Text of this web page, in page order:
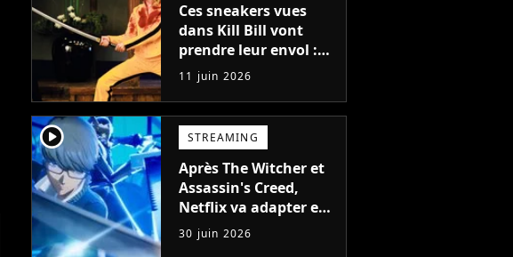
Ces sneakers vues
dans Kill Bill vont
prendre leur envol :
pourquoi Asics veut
s'éloigner de sa
marque la plus
rentable
11 juin 2026
player2 STREAMING
Après The Witcher et
Assassin's Creed,
Netflix va adapter en
live-action un jeu
vidéo vieux de 30 ans
30 juin 2026